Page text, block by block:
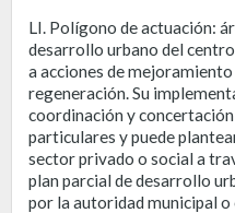
LI. Polígono de actuación:
desarrollo urbano del
a acciones de
regeneración. Su
coordinación y
particulares y puede
sector privado o social a
plan parcial de desarrollo
por la autoridad municipal